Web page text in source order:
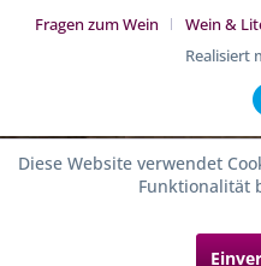
Fragen zum Wein
Wein &
Realisiert
Diese Website verwendet
Funktionalität